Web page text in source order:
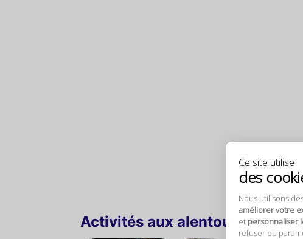
Ce site utilise
des
Nous utilisons
améliorer votre
et personnaliser
refuser ou
Activités aux alentours